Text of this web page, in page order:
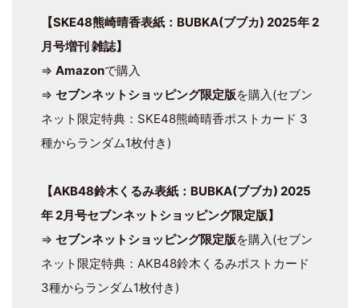
【SKE48熊崎晴香表紙：BUBKA(ブブカ) 2025年 2
月号増刊 雑誌】
⇒ Amazonで購入
⇒ セブンネットショッピング限定版を購入(セブン
ネット限定特典：SKE48熊崎晴香ポストカード 3
種からランダム1枚付き)
【AKB48鈴木くるみ表紙：BUBKA(ブブカ) 2025
年 2月号セブンネットショッピング限定版】
⇒ セブンネットショッピング限定版を購入(セブン
ネット限定特典：AKB48鈴木くるみポストカード
3種からランダム1枚付き)